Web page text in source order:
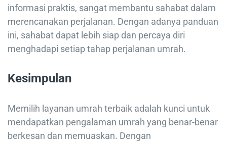
informasi praktis, sangat membantu sahabat dalam
merencanakan perjalanan. Dengan adanya panduan
ini, sahabat dapat lebih siap dan percaya diri
menghadapi setiap tahap perjalanan umrah.
Kesimpulan
Memilih layanan umrah terbaik adalah kunci untuk
mendapatkan pengalaman umrah yang benar-benar
berkesan dan memuaskan. Dengan